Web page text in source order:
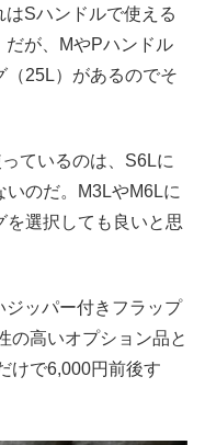
Sハンドルで使える
が、MやPハンドル
（25L）があるのでそ
ているのは、S6Lに
のだ。M3LやM6Lに
を選択しても良いと思
ジッパー付きフラップ
の高いオプション品と
けで6,000円前後す